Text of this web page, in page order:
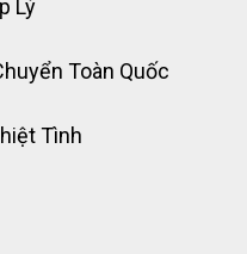
Lý
Toàn Quốc
Tình